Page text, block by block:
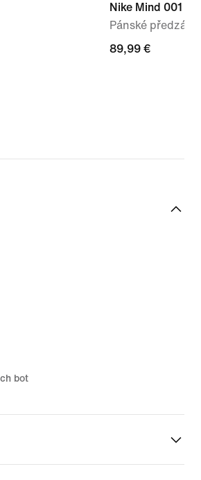
Nike Mind 001
Pánské
89,99 €
89,99 €
bot